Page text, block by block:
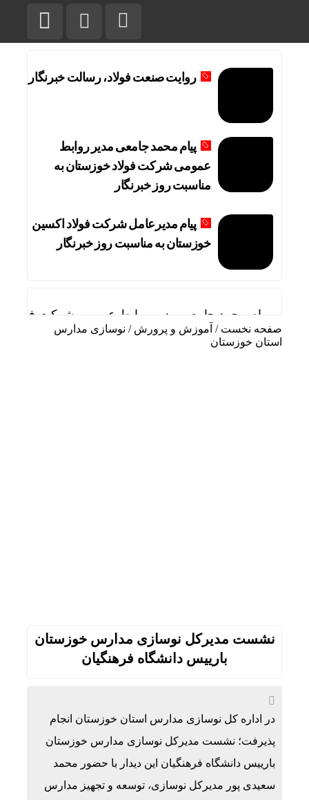
روایت صنعت فولاد،‌ رسالت خبرنگار
پیام محمد جامعی مدیر روابط
عمومی شرکت فولاد خوزستان به
مناسبت روز خبرنگار
پیام مدیرعامل شرکت فولاد اکسین
خوزستان به مناسبت روز خبرنگار
پیام محمد جامعی مدیر روابط عمومی شرکت فولاد
پیام مدیرعامل شرکت فولاد اکسین خوزستان به
صفحه نخست / آموزش و پرورش / نوسازی مدارس
استان خوزستان
نشست مدیرکل نوسازی مدارس خوزستان
بارییس دانشگاه فرهنگیان
در اداره کل نوسازی مدارس استان خوزستان انجام
پذیرفت؛ نشست مدیرکل نوسازی مدارس خوزستان
بارییس دانشگاه فرهنگیان این دیدار با حضور محمد
سعیدی پور مدیرکل نوسازی، توسعه و تجهیز مدارس